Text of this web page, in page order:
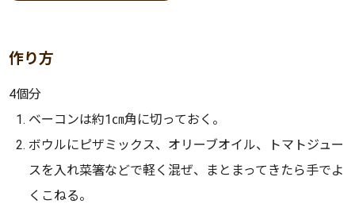
作り方
4個分
ベーコンは約1㎝角に切っておく。
ボウルにピザミックス、オリーブオイル、トマトジュー
スを入れ菜箸などで軽く混ぜ、まとまってきたら手でよ
くこねる。